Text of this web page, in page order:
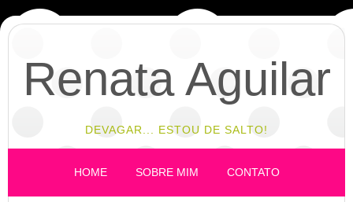
Renata Aguilar
DEVAGAR... ESTOU DE SALTO!
HOME SOBRE MIM CONTATO